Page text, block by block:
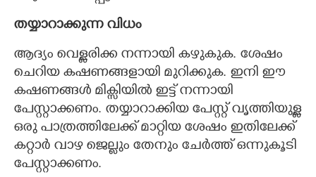
തയ്യാറാക്കുന്ന വിധം
ആദ്യം വെള്ളരിക്ക നന്നായി കഴുകുക. ശേഷം
ചെറിയ കഷണങ്ങളായി മുറിക്കുക. ഇനി ഈ
കഷണങ്ങൾ മിക്സിയിൽ ഇട്ട് നന്നായി
പേസ്റ്റാക്കണം. തയ്യാറാക്കിയ പേസ്റ്റ് വൃത്തിയുള്ള
ഒരു പാത്രത്തിലേക്ക് മാറ്റിയ ശേഷം ഇതിലേക്ക്
കറ്റാർ വാഴ ജെല്ലും തേനും ചേർത്ത് ഒന്നുകൂടി
പേസ്റ്റാക്കണം.